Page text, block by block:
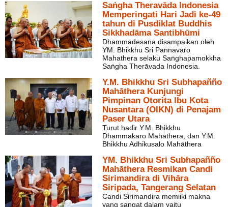
Saṅgha Theravāda Indonesia
Memperingati Hari Jadi ke-49
tahun di Pusdiklat Buddhis
Sikkhadāma Santibhūmi
Dhammadesana disampaikan oleh
YM. Bhikkhu Sri Pannavaro
Mahathera selaku Saṅghapamokkha
Saṅgha Therāvada Indonesia.
Y.M. Bhikkhu Sri Subhapañño
Mahāthera Kunjungi
Pimpinan Otorita Ibu Kota
Nusantara (OIKN) di Penajam
Paser Utara
Turut hadir Y.M. Bhikkhu
Dhammakaro Mahāthera, dan Y.M.
Bhikkhu Adhikusalo Mahāthera
YM. Bhikkhu Sri Subhapañño
Mahāthera Resmikan Candi
Sirimandira di Vihāra
Siripada, Tangerang Selatan
Candi Sirimandira memiiki makna
yang sangat dalam yaitu